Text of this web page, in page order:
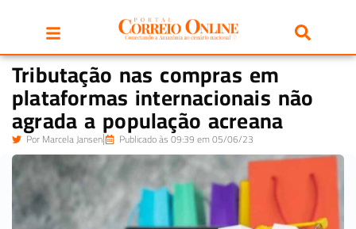
Tributação nas compras em
plataformas internacionais não
agrada a população acreana
PorMarcela Jansen Publicado às 09:39 em 05/06/23